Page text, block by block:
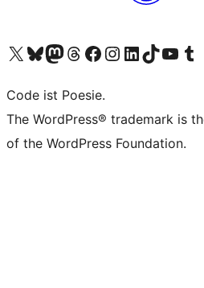
Unser X-Konto (früher Twitter) besuchen
Unser Bluesky-Konto besuchen
Unser Mastodon-Konto besuchen
Unser Threads-Konto besuchen
Unsere Facebook-Seite besuchen
Unser Instagram-Konto besuchen
Unser LinkedIn-Konto besuchen
Unser TikTok-Konto
UnserenUnser
Code ist Poesie.
The WordPress® trademark is
of the WordPress Foundation.